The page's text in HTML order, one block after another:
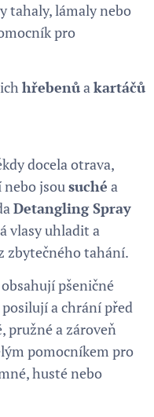
tahaly, lámaly nebo
pro
hřebenůakartáčů
docela otrava,
nebo jsousuché a
Detangling Spray
vlasy uhladit a
zbytečného tahání.
obsahují pšeničné
a chrání před
pružné a zároveň
pomocníkem pro
husté nebo